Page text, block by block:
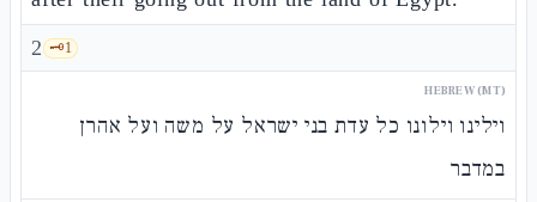
2 🗝️1
HEBREW (MT)
וילינו וילונו כל עדת בני ישראל על משה ועל אהרן
במדבר